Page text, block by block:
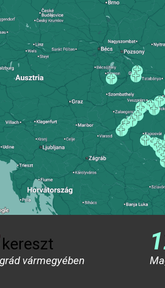
kereszt
vármegyében